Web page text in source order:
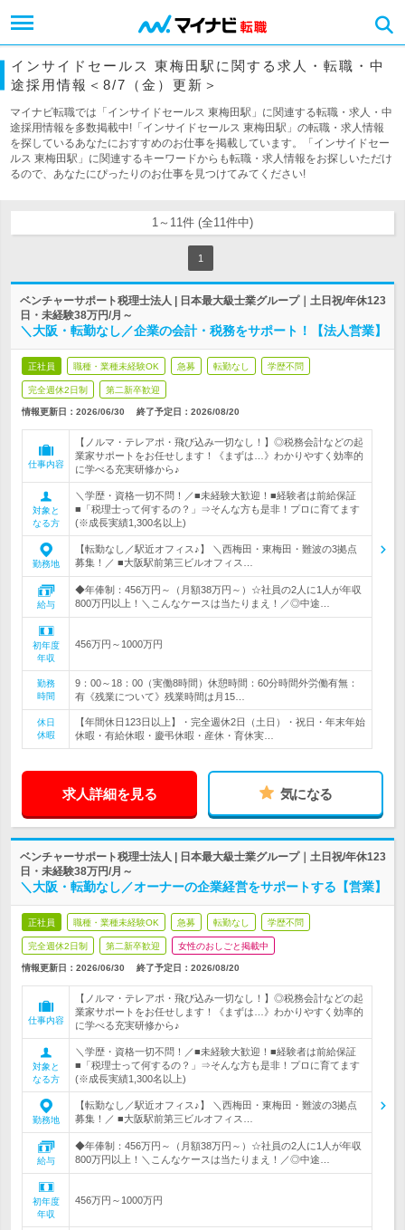
インサイドセールス 東梅田駅に関する求人・転職・中
途採用情報＜8/7（金）更新＞
マイナビ転職では「インサイドセールス 東梅田駅」に関連する転職・求人・中
途採用情報を多数掲載中!「インサイドセールス 東梅田駅」の転職・求人情報
を探しているあなたにおすすめのお仕事を掲載しています。「インサイドセー
ルス 東梅田駅」に関連するキーワードからも転職・求人情報をお探しいただけ
るので、あなたにぴったりのお仕事を見つけてみてください!
1～11件 (全11件中)
1
ベンチャーサポート税理士法人 | 日本最大級士業グループ｜土日祝/年休123
日・未経験38万円/月～
＼大阪・転勤なし／企業の会計・税務をサポート！【法人営業】
正社員 職種・業種未経験OK 急募 転勤なし 学歴不問
完全週休2日制 第二新卒歓迎
情報更新日：2026/06/30 終了予定日： 2026/08/20
仕事内容
【ノルマ・テレアポ・飛び込み一切なし！】◎税務会計などの起
業家サポートをお任せします！《まずは…》わかりやすく効率的
に学べる充実研修から♪
対象と
なる方
＼学歴・資格一切不問！／■未経験大歓迎！■経験者は前給保証
■「税理士って何するの？」⇒そんな方も是非！プロに育てます
(※成長実績1,300名以上)
勤務地
【転勤なし／駅近オフィス♪】 ＼西梅田・東梅田・難波の3拠点
募集！／ ■大阪駅前第三ビルオフィス…
給与
◆年俸制：456万円～（月額38万円～）☆社員の2人に1人が年収
800万円以上！＼こんなケースは当たりまえ！／◎中途…
初年度
年収
456万円～1000万円
勤務
時間
9：00～18：00（実働8時間）休憩時間：60分時間外労働有無：
有《残業について》残業時間は月15…
休日
休暇
【年間休日123日以上】・完全週休2日（土日）・祝日・年末年始
休暇・有給休暇・慶弔休暇・産休・育休実…
求人詳細を見る 気になる
ベンチャーサポート税理士法人 | 日本最大級士業グループ｜土日祝/年休123
日・未経験38万円/月～
＼大阪・転勤なし／オーナーの企業経営をサポートする【営業】
正社員 職種・業種未経験OK 急募 転勤なし 学歴不問
完全週休2日制 第二新卒歓迎 女性のおしごと掲載中
情報更新日：2026/06/30 終了予定日： 2026/08/20
仕事内容
【ノルマ・テレアポ・飛び込み一切なし！】◎税務会計などの起
業家サポートをお任せします！《まずは…》わかりやすく効率的
に学べる充実研修から♪
対象と
なる方
＼学歴・資格一切不問！／■未経験大歓迎！■経験者は前給保証
■「税理士って何するの？」⇒そんな方も是非！プロに育てます
(※成長実績1,300名以上)
勤務地
【転勤なし／駅近オフィス♪】 ＼西梅田・東梅田・難波の3拠点
募集！／ ■大阪駅前第三ビルオフィス…
給与
◆年俸制：456万円～（月額38万円～）☆社員の2人に1人が年収
800万円以上！＼こんなケースは当たりまえ！／◎中途…
初年度
年収
456万円～1000万円